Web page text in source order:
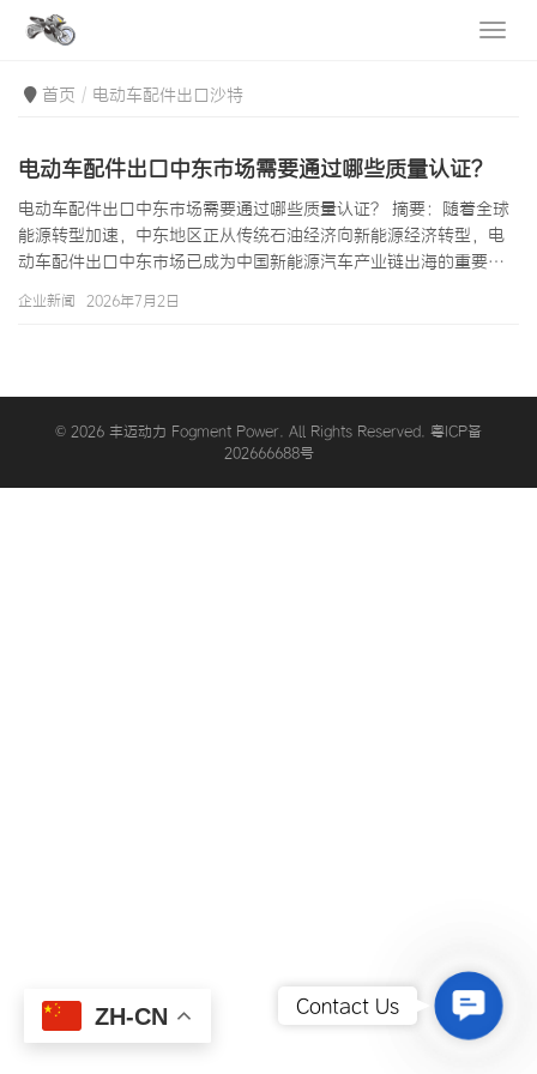
首页 电动车配件出口沙特
电动车配件出口中东市场需要通过哪些质量认证？
电动车配件出口中东市场需要通过哪些质量认证？ 摘要：随着全球
能源转型加速，中东地区正从传统石油经济向新能源经济转型，电
动车配件出口中东市场已成为中国新能源汽车产业链出海的重要方
和巴林（海湾合作委员会GCC六国）对电动车及配件制定了严格的
解的问题。本文将从GCC认证体系、沙特SASO认证、阿联酋ESMA
认证、电池安全认证、电磁…
企业新闻 2026年7月2日
© 2026 丰迈动力 Fogment Power. All Rights Reserved. 粤ICP备
202666688号
ZH-CN Contact Us